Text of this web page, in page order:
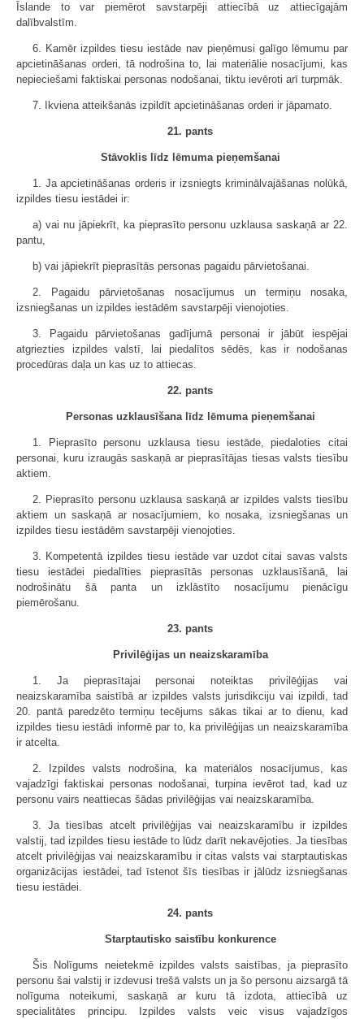
Īslande to var piemērot savstarpēji attiecībā uz attiecīgajām
dalībvalstīm.
6. Kamēr izpildes tiesu iestāde nav pieņēmusi galīgo lēmumu par
apcietināšanas orderi, tā nodrošina to, lai materiālie nosacījumi, kas
nepieciešami faktiskai personas nodošanai, tiktu ievēroti arī turpmāk.
7. Ikviena atteikšanās izpildīt apcietināšanas orderi ir jāpamato.
21. pants
Stāvoklis līdz lēmuma pieņemšanai
1. Ja apcietināšanas orderis ir izsniegts kriminālvajāšanas nolūkā,
izpildes tiesu iestādei ir:
a) vai nu jāpiekrīt, ka pieprasīto personu uzklausa saskaņā ar 22.
pantu,
b) vai jāpiekrīt pieprasītās personas pagaidu pārvietošanai.
2. Pagaidu pārvietošanas nosacījumus un termiņu nosaka,
izsniegšanas un izpildes iestādēm savstarpēji vienojoties.
3. Pagaidu pārvietošanas gadījumā personai ir jābūt iespējai
atgriezties izpildes valstī, lai piedalītos sēdēs, kas ir nodošanas
procedūras daļa un kas uz to attiecas.
22. pants
Personas uzklausīšana līdz lēmuma pieņemšanai
1. Pieprasīto personu uzklausa tiesu iestāde, piedaloties citai
personai, kuru izraugās saskaņā ar pieprasītājas tiesas valsts tiesību
aktiem.
2. Pieprasīto personu uzklausa saskaņā ar izpildes valsts tiesību
aktiem un saskaņā ar nosacījumiem, ko nosaka, izsniegšanas un
izpildes tiesu iestādēm savstarpēji vienojoties.
3. Kompetentā izpildes tiesu iestāde var uzdot citai savas valsts
tiesu iestādei piedalīties pieprasītās personas uzklausīšanā, lai
nodrošinātu šā panta un izklāstīto nosacījumu pienācīgu
piemērošanu.
23. pants
Privilēģijas un neaizskaramība
1. Ja pieprasītajai personai noteiktas privilēģijas vai
neaizskaramība saistībā ar izpildes valsts jurisdikciju vai izpildi, tad
20. pantā paredzēto termiņu tecējums sākas tikai ar to dienu, kad
izpildes tiesu iestādi informē par to, ka privilēģijas un neaizskaramība
ir atcelta.
2. Izpildes valsts nodrošina, ka materiālos nosacījumus, kas
vajadzīgi faktiskai personas nodošanai, turpina ievērot tad, kad uz
personu vairs neattiecas šādas privilēģijas vai neaizskaramība.
3. Ja tiesības atcelt privilēģijas vai neaizskaramību ir izpildes
valstij, tad izpildes tiesu iestāde to lūdz darīt nekavējoties. Ja tiesības
atcelt privilēģijas vai neaizskaramību ir citas valsts vai starptautiskas
organizācijas iestādei, tad īstenot šīs tiesības ir jālūdz izsniegšanas
tiesu iestādei.
24. pants
Starptautisko saistību konkurence
Šis Nolīgums neietekmē izpildes valsts saistības, ja pieprasīto
personu šai valstij ir izdevusi trešā valsts un ja šo personu aizsargā tā
nolīguma noteikumi, saskaņā ar kuru tā izdota, attiecībā uz
specialitātes principu. Izpildes valsts veic visus vajadzīgos